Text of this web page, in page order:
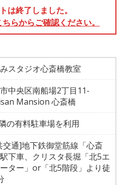
は終了しました。
らからご確認ください。
スタジオ心斎橋教室
中央区南船場2丁目11-
Mansion 心斎橋
の有料駐車場を利用
交通]地下鉄御堂筋線「心斎
下車、クリスタ長堀「北5エ
ター」or「北5階段」より徒